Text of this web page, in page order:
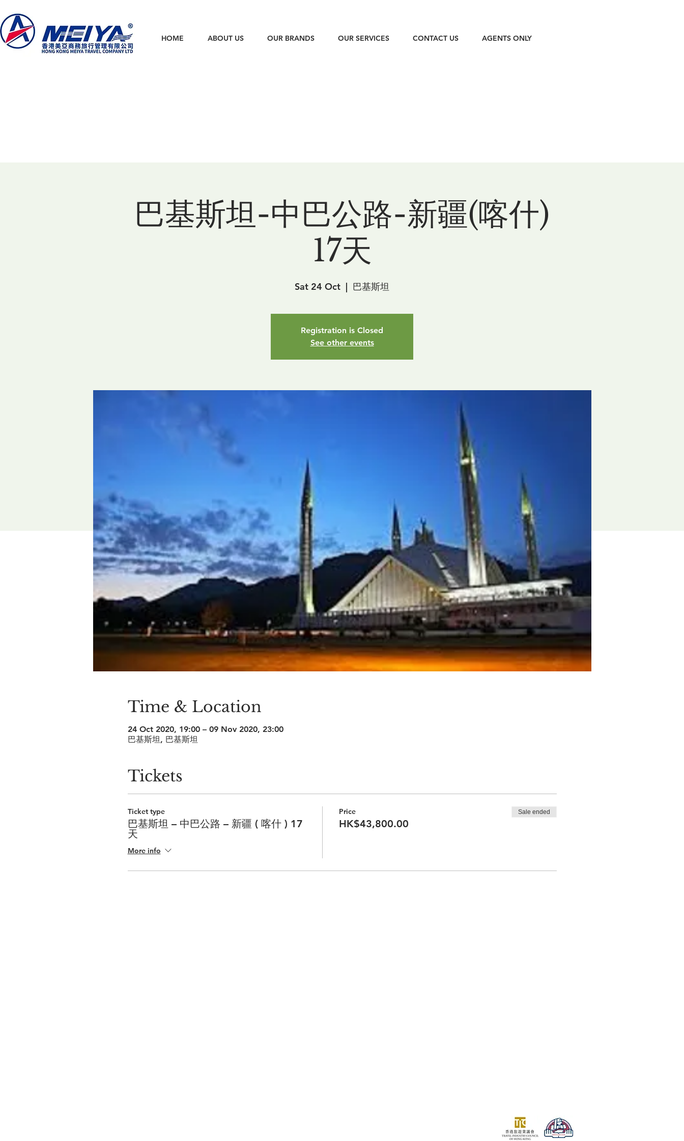
HOME ABOUT US OUR BRANDS OUR SERVICES CONTACT US AGENTS ONLY
巴基斯坦-中巴公路-新疆(喀什)
17天
Sat 24 Oct
  |
巴基斯坦
Registration is Closed
See other events
Time & Location
24 Oct 2020, 19:00 – 09 Nov 2020, 23:00
巴基斯坦, 巴基斯坦
Tickets
Ticket type
巴基斯坦 – 中巴公路 – 新疆 ( 喀什 ) 17
天
More info
Price
HK$43,800.00
Sale ended